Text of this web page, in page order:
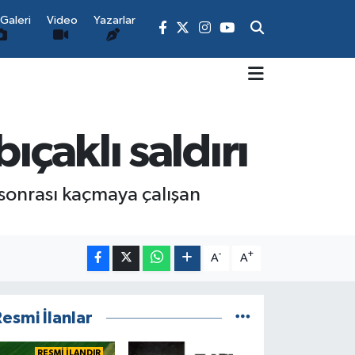
Video Yazarlar
saldırı
kaçmaya çalışan
A- A+
İlanlar
RESMİ İLANDIR